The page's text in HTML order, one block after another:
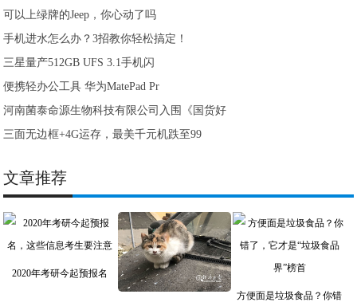
可以上绿牌的Jeep，你心动了吗
手机进水怎么办？3招教你轻松搞定！
三星量产512GB UFS 3.1手机闪
便携轻办公工具 华为MatePad Pr
河南菌泰命源生物科技有限公司入围《国货好
三面无边框+4G运存，最美千元机跌至99
文章推荐
2020年考研今起预报名
方便面是垃圾食品？你错